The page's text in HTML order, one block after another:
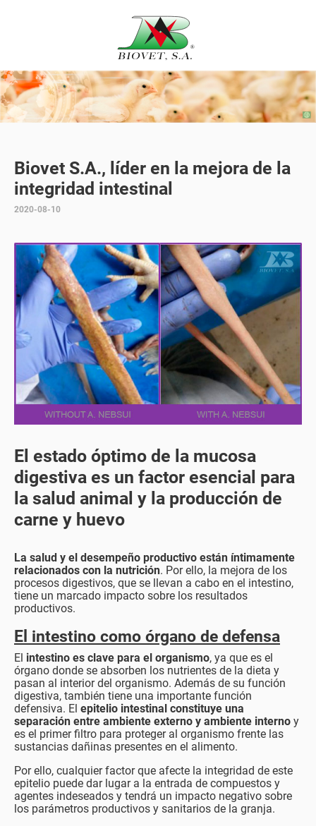
Biovet S.A., líder en la mejora de la
integridad intestinal
2020-08-10
El estado óptimo de la mucosa
digestiva es un factor esencial para
la salud animal y la producción de
carne y huevo
La salud y el desempeño productivo están íntimamente
relacionados con la nutrición. Por ello, la mejora de los
procesos digestivos, que se llevan a cabo en el intestino,
tiene un marcado impacto sobre los resultados
productivos.
El intestino como órgano de defensa
El intestino es clave para el organismo, ya que es el
órgano donde se absorben los nutrientes de la dieta y
pasan al interior del organismo. Además de su función
digestiva, también tiene una importante función
defensiva. El epitelio intestinal constituye una
separación entre ambiente externo y ambiente interno y
es el primer filtro para proteger al organismo frente las
sustancias dañinas presentes en el alimento.
Por ello, cualquier factor que afecte la integridad de este
epitelio puede dar lugar a la entrada de compuestos y
agentes indeseados y tendrá un impacto negativo sobre
los parámetros productivos y sanitarios de la granja.